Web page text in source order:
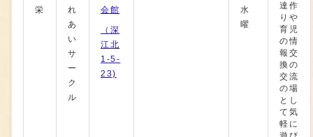
栄
れ
あ
い
サ
ー
ク
ル
会館
（深
江北
1-5-
23)
水
曜
達作
りや
育児
の情
報交
換の
交流
の場
とし
て気
軽に
遊び